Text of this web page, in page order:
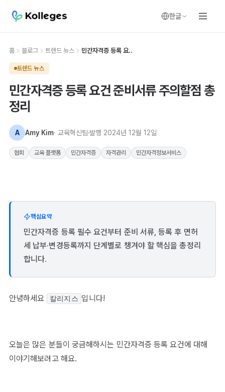
한글
홈 블로그 트렌드 뉴스 민간자격증 등록 요..
트렌드 뉴스
민간자격증 등록 요건 준비서류 주의할점 총
정리
A Amy Kim· 교육혁신팀 발행 2024년 12월 12일
협회 교육 플랫폼 민간자격증 자격관리 민간자격정보서비스
핵심요약
민간자격증 등록 필수 요건부터 준비 서류, 등록 후 면허
세 납부·변경등록까지 단계별로 챙겨야 할 핵심을 총정리
합니다.
안녕하세요 칼리지스 입니다!
오늘은 많은 분들이 궁금해하시는 민간자격증 등록 요건에 대해
이야기해보려고 해요.